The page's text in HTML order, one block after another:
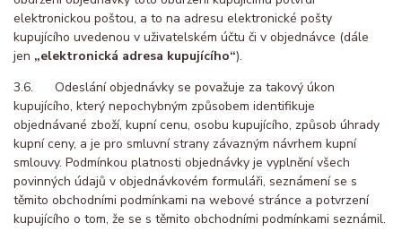
elektronickou poštou, a to na adresu elektronické pošty
kupujícího uvedenou v uživatelském účtu či v objednávce (dále
jen „elektronická adresa kupujícího“).
3.6. Odeslání objednávky se považuje za takový úkon
kupujícího, který nepochybným způsobem identifikuje
objednávané zboží, kupní cenu, osobu kupujícího, způsob úhrady
kupní ceny, a je pro smluvní strany závazným návrhem kupní
smlouvy. Podmínkou platnosti objednávky je vyplnění všech
povinných údajů v objednávkovém formuláři, seznámení se s
těmito obchodními podmínkami na webové stránce a potvrzení
kupujícího o tom, že se s těmito obchodními podmínkami seznámil.